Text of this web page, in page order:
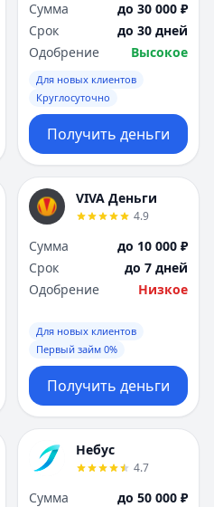
Вся Россия
Вся Россия
Сумма
до 30 000 ₽
Срок
до 30 дней
Одобрение
Высокое
Для новых клиентов
Круглосуточно
Получить деньги
VIVA Деньги
4.9
Сумма
до 10 000 ₽
Срок
до 7 дней
Одобрение
Низкое
Для новых клиентов
Первый займ 0%
Получить деньги
Небус
4.7
Сумма
до 50 000 ₽